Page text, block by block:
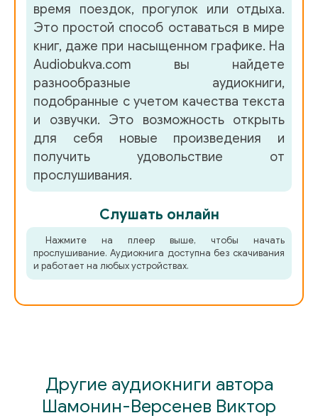
время поездок, прогулок или отдыха.
Это простой способ оставаться в мире
книг, даже при насыщенном графике. На
Audiobukva.com вы найдете
разнообразные аудиокниги,
подобранные с учетом качества текста
и озвучки. Это возможность открыть
для себя новые произведения и
получить удовольствие от
прослушивания.
Слушать онлайн
Нажмите на плеер выше, чтобы начать
прослушивание. Аудиокнига доступна без скачивания
и работает на любых устройствах.
Другие аудиокниги автора
Шамонин-Версенев Виктор